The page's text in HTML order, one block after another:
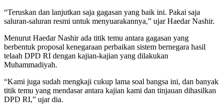
“Teruskan dan lanjutkan saja gagasan yang baik ini. Pakai saja
saluran-saluran resmi untuk menyuarakannya,” ujar Haedar Nashir.
Menurut Haedar Nashir ada titik temu antara gagasan yang
berbentuk proposal kenegaraan perbaikan sistem bernegara hasil
telaah DPD RI dengan kajian-kajian yang dilakukan
Muhammadiyah.
“Kami juga sudah mengkaji cukup lama soal bangsa ini, dan banyak
titik temu yang mendasar antara kajian kami dan tinjauan dihasilkan
DPD RI,” ujar dia.